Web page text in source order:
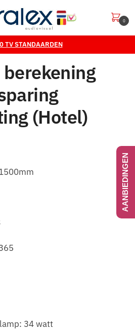
0
TV STANDAARDEN
(Hotel)
34 watt
AANBIEDINGEN